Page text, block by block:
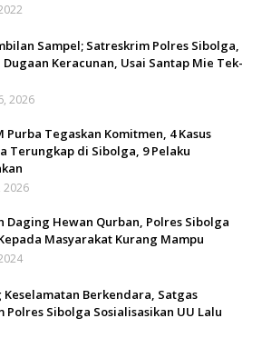
Sampel; Satreskrim Polres Sibolga,
Keracunan, Usai Santap Mie Tek-
2026
Purba Tegaskan Komitmen, 4 Kasus
Terungkap di Sibolga, 9 Pelaku
2026
Daging Hewan Qurban, Polres Sibolga
Masyarakat Kurang Mampu
Keselamatan Berkendara, Satgas
Polres Sibolga Sosialisasikan UU Lalu